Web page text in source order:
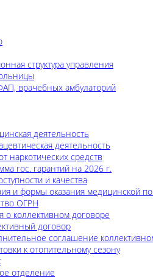
структура управления
врачебных амбулаторий
деятельность
деятельность
наркотических средств
гос. гарантий на 2026 г.
и качества
и формы оказания медицинской
ОГРН
о коллективном договоре
договор
соглашение
к отопительному сезону
отделение